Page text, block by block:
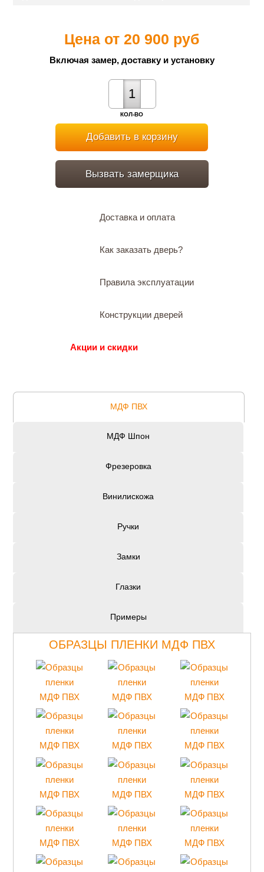
Цена от20 900 руб
Включая замер, доставку и установку
КОЛ-ВО
Добавить в корзину
Вызвать замерщика
Доставка и оплата
Как заказать дверь?
Правила эксплуатации
Конструкции дверей
Акции и скидки
МДФ ПВХ
МДФ Шпон
Фрезеровка
Винилискожа
Ручки
Замки
Глазки
Примеры
ОБРАЗЦЫ ПЛЕНКИ МДФ ПВХ